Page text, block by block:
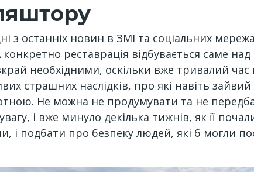
з останніх новин в ЗМІ та соціальних
реставрація відбувається саме
необхідними, оскільки вже тривалий
страшних наслідків, про які навіть
Не можна не продумувати та не
і вже минуло декілька тижнів, як її
і подбати про безпеку людей, які б могли